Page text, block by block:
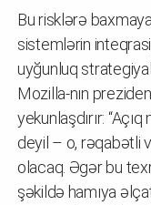
Bu risklərə
sistemlərin
uyğunluq
Mozilla-nın
yekunlaşdırır:
deyil – o, rəqabətli
olacaq. Əgər bu
şəkildə hamıya